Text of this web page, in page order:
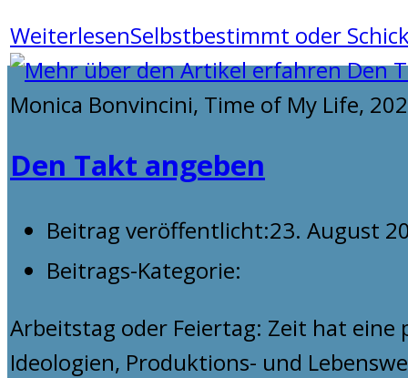
WeiterlesenSelbstbestimmt oder
Monica Bonvincini, Time of My Life,
Den Takt angeben
Beitrag veröffentlicht:23. August
Beitrags-Kategorie:
Arbeitstag oder Feiertag: Zeit hat
Ideologien, Produktions- und